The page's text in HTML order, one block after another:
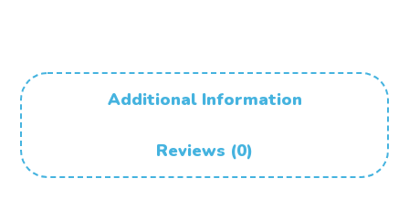
Additional Information
Reviews (0)